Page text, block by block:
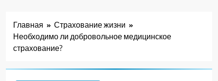
Главная
Страхование жизни
Необходимо ли добровольное медицинское
страхование?